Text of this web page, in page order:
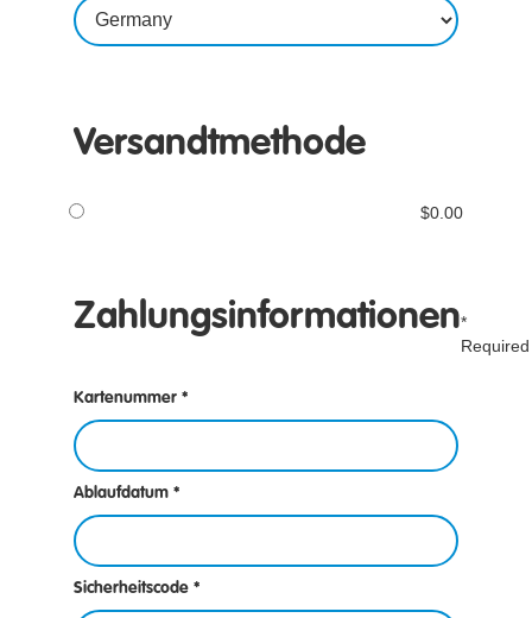
Versandtmethode
$0.00
Zahlungsinformationen*
Required
Kartenummer *
Ablaufdatum *
Sicherheitscode *